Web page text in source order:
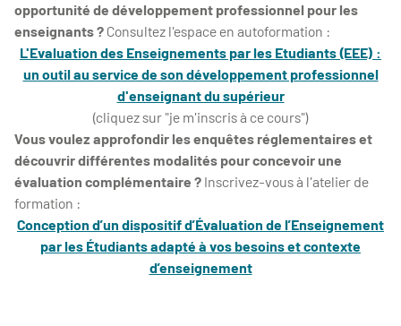
opportunité de développement professionnel pour les
enseignants ? Consultez l'espace en autoformation :
L'Evaluation des Enseignements par les Etudiants (EEE) :
un outil au service de son développement professionnel
d'enseignant du supérieur
(cliquez sur "je m'inscris à ce cours")
Vous voulez approfondir les enquêtes réglementaires et
découvrir différentes modalités pour concevoir une
évaluation complémentaire ? Inscrivez-vous à l'atelier de
formation :
Conception d’un dispositif d’Évaluation de l’Enseignement
par les Étudiants adapté à vos besoins et contexte
d’enseignement